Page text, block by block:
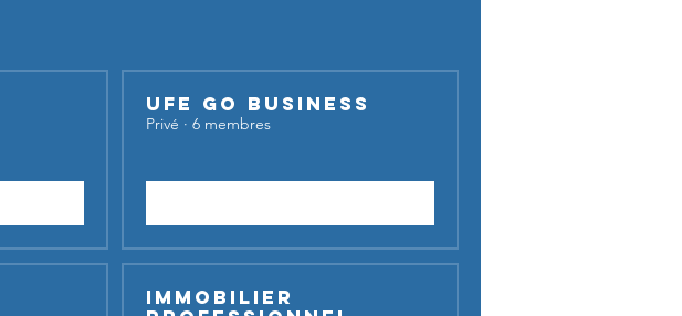
UFE GO BUSINESS
Privé · 6 membres
Immobilier